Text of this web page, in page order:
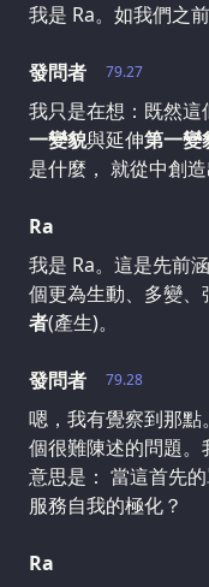
我是 Ra。如我們之
79.27
發問者
我只是在想：既然
一變貌與延伸第一變
是什麼， 就從中創
Ra
我是 Ra。這是先前
個更為生動、多變
者(產生)。
79.28
發問者
嗯，我有覺察到那
個很難陳述的問題
意思是： 當這首先
服務自我的極化？
Ra